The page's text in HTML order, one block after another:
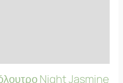
Night Jasmine